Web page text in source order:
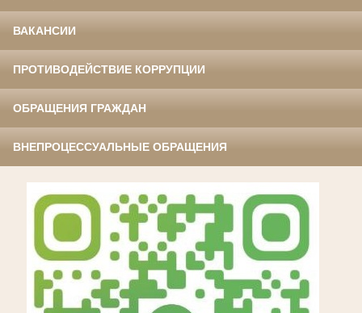
ВАКАНСИИ
ПРОТИВОДЕЙСТВИЕ КОРРУПЦИИ
ОБРАЩЕНИЯ ГРАЖДАН
ВНЕПРОЦЕССУАЛЬНЫЕ ОБРАЩЕНИЯ